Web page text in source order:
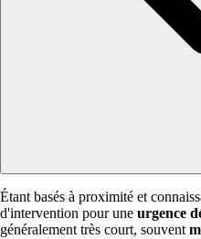
Étant basés à proximité et
d'intervention pour une urgence
généralement très court, souvent